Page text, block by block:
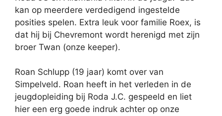
kan op meerdere verdedigend ingestelde
posities spelen. Extra leuk voor familie Roex, is
dat hij bij Chevremont wordt herenigd met zijn
broer Twan (onze keeper).
Roan Schlupp (19 jaar) komt over van
Simpelveld. Roan heeft in het verleden in de
jeugdopleiding bij Roda J.C. gespeeld en liet
hier een erg goede indruk achter op onze